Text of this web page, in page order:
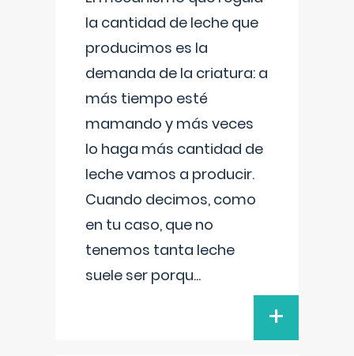
la cantidad de leche que
producimos es la
demanda de la criatura: a
más tiempo esté
mamando y más veces
lo haga más cantidad de
leche vamos a producir.
Cuando decimos, como
en tu caso, que no
tenemos tanta leche
suele ser porqu...
+